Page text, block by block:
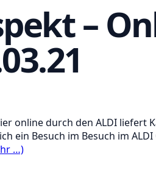
–
online durch den ALDI liefert
ein Besuch im Besuch im
…)